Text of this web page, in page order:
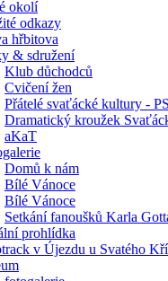
okolí
odkazy
hřbitova
& sdružení
Klub důchodců
Cvičení žen
Přátelé svaťácké kultury -
Dramatický kroužek
aKaT
Domů k nám
Bílé Vánoce
Bílé Vánoce
Setkání fanoušků Karla
prohlídka
v Újezdu u Svatého